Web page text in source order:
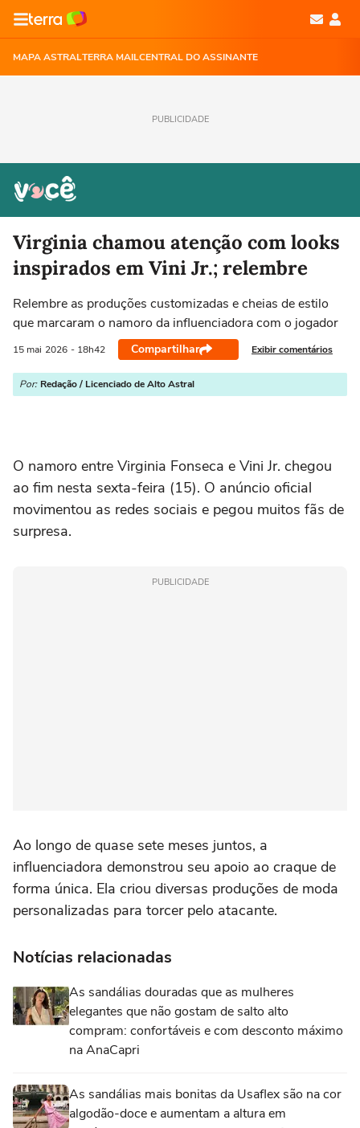
MAPA ASTRALTERRA MAILCENTRAL DO ASSINANTE
PUBLICIDADE
Virginia chamou atenção com looks
inspirados em Vini Jr.; relembre
Relembre as produções customizadas e cheias de estilo
que marcaram o namoro da influenciadora com o jogador
15 mai 2026 - 18h42 Compartilhar Exibir comentários
Por: Redação / Licenciado de Alto Astral
O namoro entre Virginia Fonseca e Vini Jr. chegou
ao fim nesta sexta-feira (15). O anúncio oficial
movimentou as redes sociais e pegou muitos fãs de
surpresa.
PUBLICIDADE
Ao longo de quase sete meses juntos, a
influenciadora demonstrou seu apoio ao craque de
forma única. Ela criou diversas produções de moda
personalizadas para torcer pelo atacante.
Notícias relacionadas
As sandálias douradas que as mulheres
elegantes que não gostam de salto alto
compram: confortáveis e com desconto máximo
na AnaCapri
As sandálias mais bonitas da Usaflex são na cor
algodão-doce e aumentam a altura em